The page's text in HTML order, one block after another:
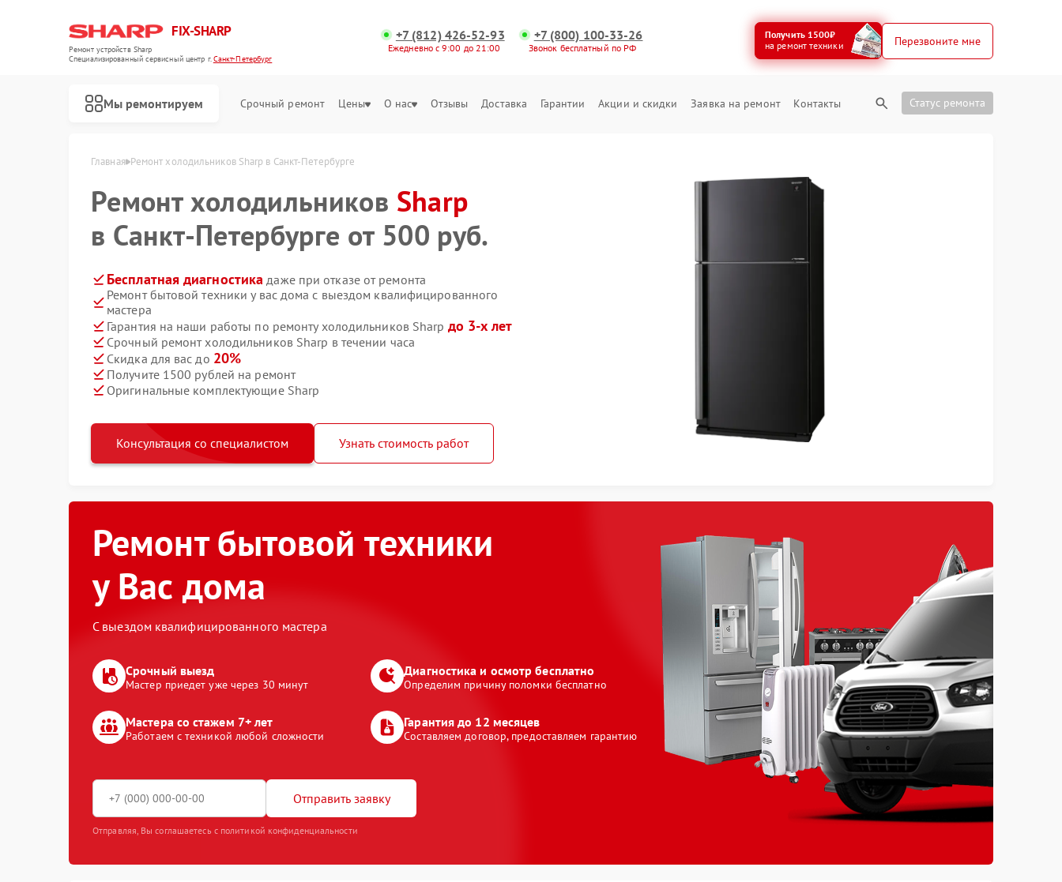
FIX-SHARP
Ремонт устройств Sharp
Специализированный cервисный центр г.Санкт-Петербург
+7 (812) 426-52-93
Ежедневно с 9:00 до 21:00
+7 (800) 100-33-26
Звонок бесплатный по РФ
Получить 1500₽
на ремонт техники
Перезвоните мне
Мы ремонтируем Срочный ремонт Цены О нас Отзывы Доставка Гарантии Акции и скидки Заявка на ремонт Контакты Статус ремонта
Главная Ремонт холодильников Sharp в Санкт-Петербурге
Ремонт холодильников Sharp
в Санкт-Петербурге от 500 руб.
Бесплатная диагностика даже при отказе от ремонта
Ремонт бытовой техники у вас дома с выездом квалифицированного
мастера
Гарантия на наши работы по ремонту холодильников Sharp до 3-х лет
Срочный ремонт холодильников Sharp в течении часа
Скидка для вас до 20%
Получите 1500 рублей на ремонт
Оригинальные комплектующие Sharp
Консультация со специалистом Узнать стоимость работ
Ремонт бытовой техники
у Вас дома
С выездом квалифицированного мастера
Срочный выезд
Мастер приедет уже через 30 минут
Диагностика и осмотр бесплатно
Определим причину поломки бесплатно
Мастера со стажем 7+ лет
Работаем с техникой любой сложности
Гарантия до 12 месяцев
Составляем договор, предоставляем гарантию
Отправить заявку
Отправляя, Вы соглашаетесь с политикой конфиденциальности